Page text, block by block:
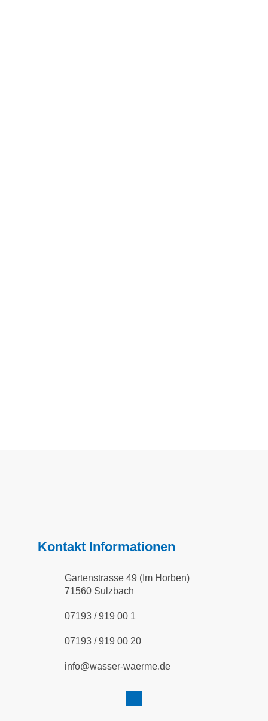
Kontakt Informationen
Gartenstrasse 49 (Im Horben)
71560 Sulzbach
07193 / 919 00 1
07193 / 919 00 20
info@wasser-waerme.de